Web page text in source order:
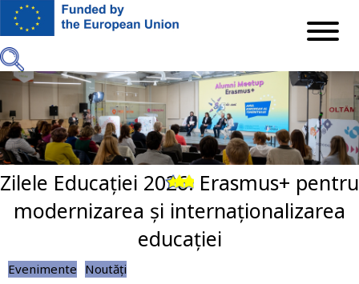
Mergi
principal
Previous
Next
Zilele Educației 2026: Erasmus+ pentru
modernizarea și internaționalizarea
educației
Evenimente Noutăți